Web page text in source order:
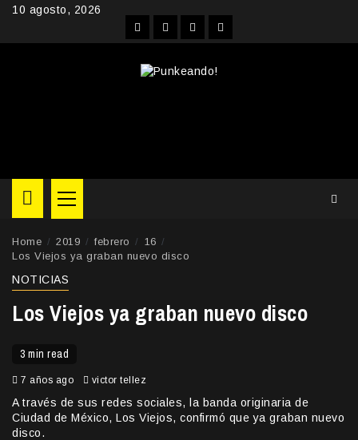
Skip10 agosto, 2026
FacebookInstagram
YouTubeTwitter
Primary
Menu
Home 2019 febrero
16
Los Viejos ya graban nuevo disco
NOTICIAS
Los Viejos ya graban nuevo disco
3 min read
7 años ago victor tellez
A través de sus redes sociales, la banda originaria de
Ciudad de México, Los Viejos, confirmó que ya graban nuevo
disco.